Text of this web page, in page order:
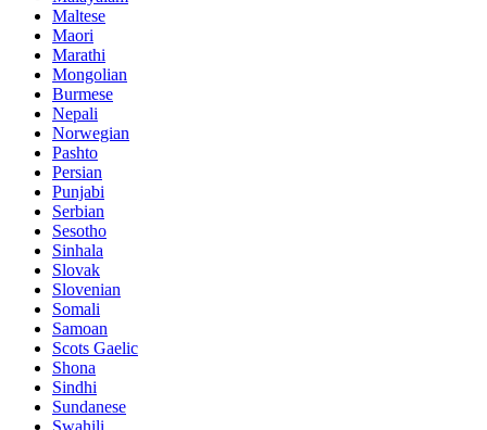
Maltese
Maori
Marathi
Mongolian
Burmese
Nepali
Norwegian
Pashto
Persian
Punjabi
Serbian
Sesotho
Sinhala
Slovak
Slovenian
Somali
Samoan
Scots Gaelic
Shona
Sindhi
Sundanese